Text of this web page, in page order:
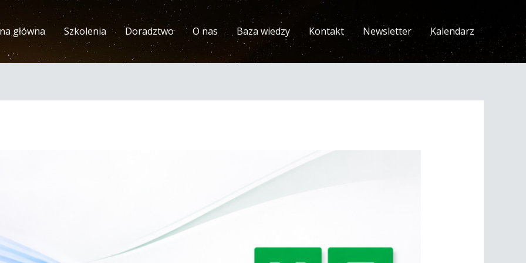
główna Szkolenia Doradztwo O nas Baza wiedzy Kontakt Newsletter Kalendarz